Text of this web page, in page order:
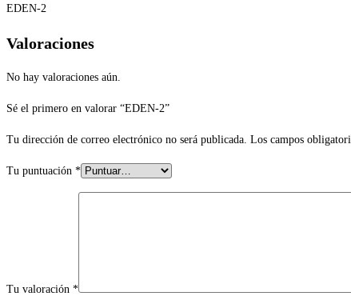
EDEN-2
Valoraciones
No hay valoraciones aún.
Sé el primero en valorar “EDEN-2”
Tu dirección de correo electrónico no será publicada. Los campos
Tu puntuación *
Tu valoración *